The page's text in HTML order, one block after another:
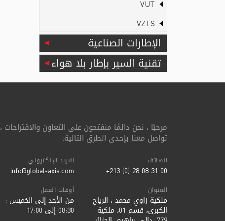
VUT
VZTS
الإطارات الصناعية
تقنية السير بإطار بلا هواء
مرحبًا ، نحن دائمًا منفتحون على التعاون والاقتراحات ،
تواصل معنا بإحدى الطرق التالية:
الهاتف
00 31 08 28 (0) 213+
البريد الإلكتروني
info@global-axis.com
العنوان
ملكية زاوي محمد ، الرياح
الكبرى، قسم 01، ملكية
أوقات العمل
من الأحد إلى الخميس :
08:30 إلى 17:00